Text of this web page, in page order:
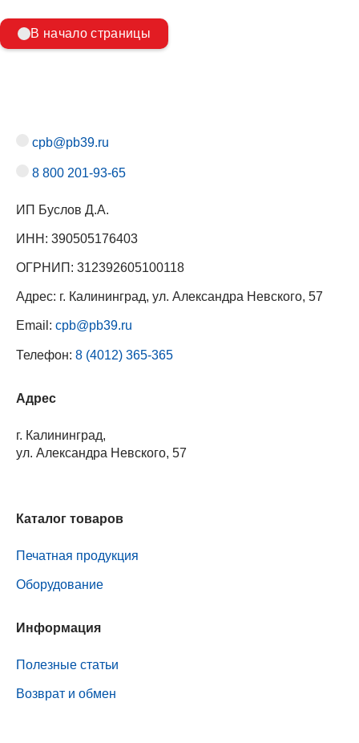
В начало страницы
cpb@pb39.ru
8 800 201-93-65
ИП Буслов Д.А.
ИНН: 390505176403
ОГРНИП: 312392605100118
Адрес: г. Калининград, ул. Александра Невского, 57
Email: cpb@pb39.ru
Телефон: 8 (4012) 365-365
Адрес
г. Калининград,
ул. Александра Невского, 57
Каталог товаров
Печатная продукция
Оборудование
Информация
Полезные статьи
Возврат и обмен